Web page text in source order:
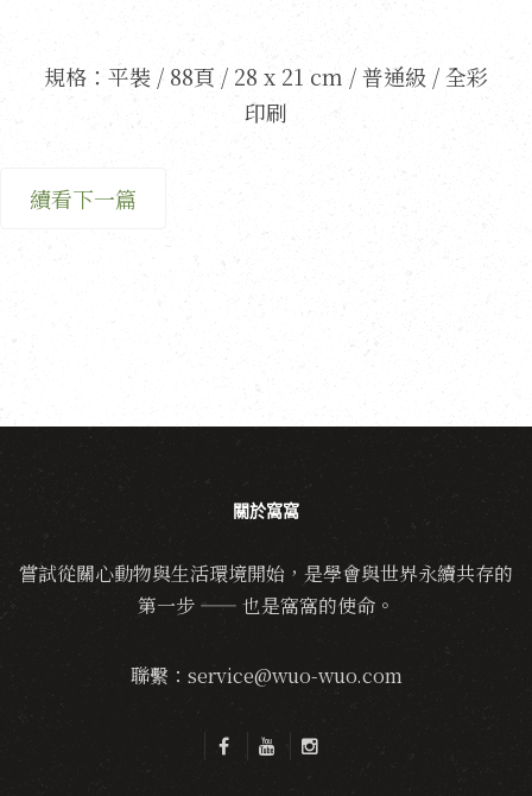
規格：平裝 / 88頁 / 28 x 21 cm / 普通級 / 全彩
印刷
續看下一篇
關於窩窩
嘗試從關心動物與生活環境開始，是學會與世界永續共存的
第一步 —— 也是窩窩的使命。
聯繫：service@wuo-wuo.com